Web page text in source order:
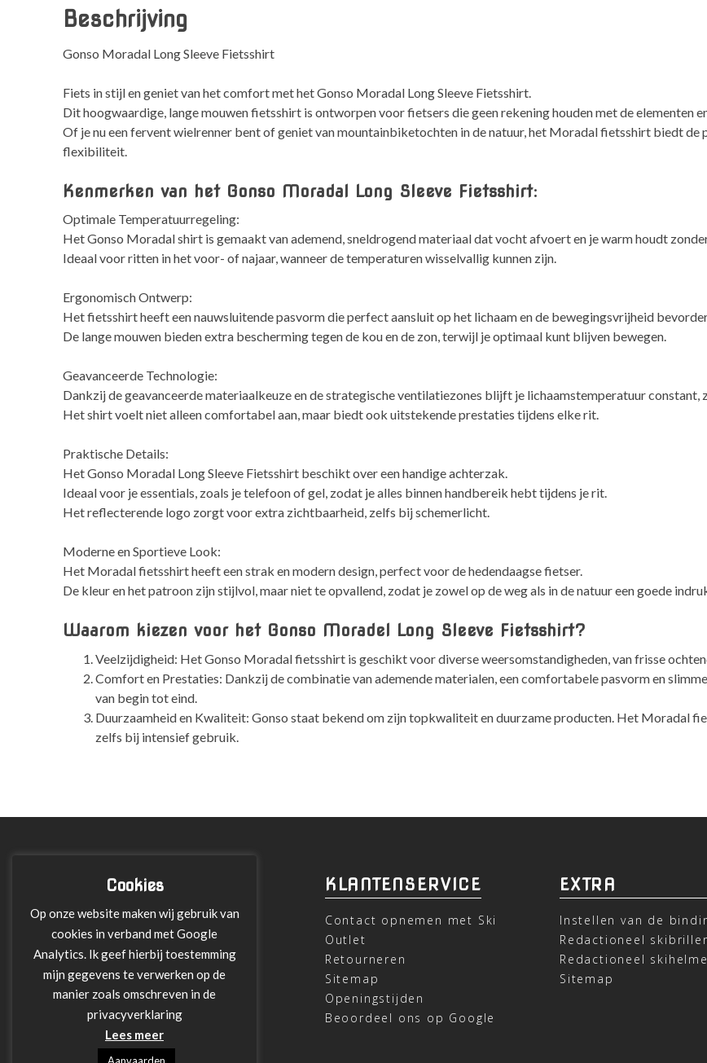
Beschrijving
Gonso Moradal Long Sleeve Fietsshirt
Fiets in stijl en geniet van het comfort met het Gonso Moradal Long Sleeve Fietsshirt.
Dit hoogwaardige, lange mouwen fietsshirt is ontworpen voor fietsers die geen rekening houden met de elementen
Of je nu een fervent wielrenner bent of geniet van mountainbiketochten in de natuur, het Moradal fietsshirt biedt de
flexibiliteit.
Kenmerken van het Gonso Moradal Long Sleeve Fietsshirt:
Optimale Temperatuurregeling:
Het Gonso Moradal shirt is gemaakt van ademend, sneldrogend materiaal dat vocht afvoert en je warm houdt
Ideaal voor ritten in het voor- of najaar, wanneer de temperaturen wisselvallig kunnen zijn.
Ergonomisch Ontwerp:
Het fietsshirt heeft een nauwsluitende pasvorm die perfect aansluit op het lichaam en de bewegingsvrijheid
De lange mouwen bieden extra bescherming tegen de kou en de zon, terwijl je optimaal kunt blijven bewegen.
Geavanceerde Technologie:
Dankzij de geavanceerde materiaalkeuze en de strategische ventilatiezones blijft je lichaamstemperatuur constant,
Het shirt voelt niet alleen comfortabel aan, maar biedt ook uitstekende prestaties tijdens elke rit.
Praktische Details:
Het Gonso Moradal Long Sleeve Fietsshirt beschikt over een handige achterzak.
Ideaal voor je essentials, zoals je telefoon of gel, zodat je alles binnen handbereik hebt tijdens je rit.
Het reflecterende logo zorgt voor extra zichtbaarheid, zelfs bij schemerlicht.
Moderne en Sportieve Look:
Het Moradal fietsshirt heeft een strak en modern design, perfect voor de hedendaagse fietser.
De kleur en het patroon zijn stijlvol, maar niet te opvallend, zodat je zowel op de weg als in de natuur een goede
Waarom kiezen voor het Gonso Moradel Long Sleeve Fietsshirt?
Veelzijdigheid: Het Gonso Moradal fietsshirt is geschikt voor diverse weersomstandigheden, van frisse
Comfort en Prestaties: Dankzij de combinatie van ademende materialen, een comfortabele pasvorm en
van begin tot eind.
Duurzaamheid en Kwaliteit: Gonso staat bekend om zijn topkwaliteit en duurzame producten. Het Moradal
zelfs bij intensief gebruik.
INFORMATIE
Over ons
Leveringen
Betalen met Klarna
Algemene Voorwaarden
Verzending
Privacy verklaring
KLANTENSERVICE
Contact opnemen met Ski
Outlet
Retourneren
Sitemap
Openingstijden
Beoordeel ons op Google
EXTRA
Instellen van de
Redactioneel
Redactioneel
Sitemap
Cookies
Op onze website maken wij gebruik van
cookies in verband met Google
Analytics. Ik geef hierbij toestemming
mijn gegevens te verwerken op de
manier zoals omschreven in de
privacyverklaring
Lees meer